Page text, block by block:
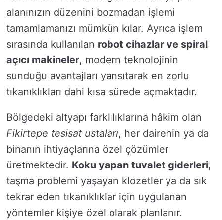
alanınızın düzenini bozmadan işlemi
tamamlamanızı mümkün kılar. Ayrıca işlem
sırasında kullanılan robot cihazlar ve spiral
açıcı makineler, modern teknolojinin
sunduğu avantajları yansıtarak en zorlu
tıkanıklıkları dahi kısa sürede açmaktadır.
Bölgedeki altyapı farklılıklarına hâkim olan
Fikirtepe tesisat ustaları, her dairenin ya da
binanın ihtiyaçlarına özel çözümler
üretmektedir. Koku yapan tuvalet giderleri,
taşma problemi yaşayan klozetler ya da sık
tekrar eden tıkanıklıklar için uygulanan
yöntemler kişiye özel olarak planlanır.